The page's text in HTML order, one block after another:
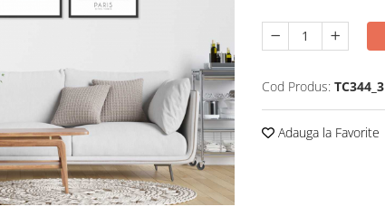
Cod Produs: TC344_3
Adauga la Favorite